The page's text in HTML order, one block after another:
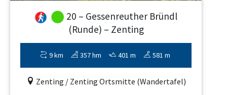
20 – Gessenreuther Bründl
(Runde) – Zenting
9 km 357 hm 401 m 581 m
Zenting / Zenting Ortsmitte (Wandertafel)